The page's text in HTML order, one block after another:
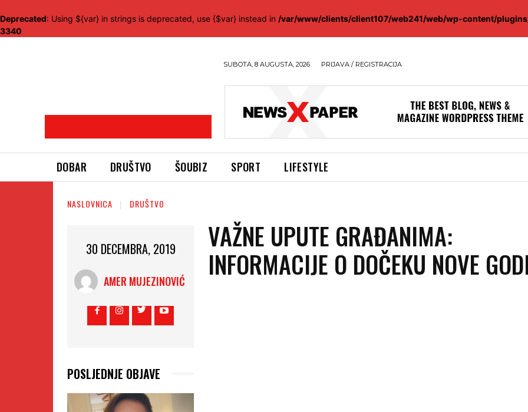
Deprecated: Using ${var} in strings is deprecated, use {$var} instead in /var/www/clients/client107/web241/web/wp-content/
3340
SUBOTA, 8 AUGUSTA, 2026 PRIJAVA / REGISTRACIJA
DOBAR DRUŠTVO ŠOUBIZ SPORT LIFESTYLE
NASLOVNICA DRUŠTVO
30 DECEMBRA, 2019
AMER MUJEZINOVIĆ
POSLJEDNJE OBJAVE
VAŽNE UPUTE GRAĐANIMA:
INFORMACIJE O DOČEKU NOVE